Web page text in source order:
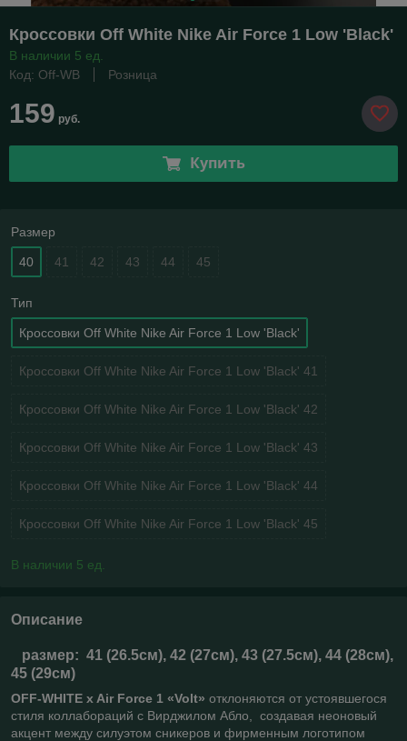
Кроссовки Off White Nike Air Force 1 Low 'Black'
В наличии 5 ед.
Код: Off-WB
Розница
159 руб.
Купить
Размер
40 41 42 43 44 45
Тип
Кроссовки Off White Nike Air Force 1 Low 'Black'
Кроссовки Off White Nike Air Force 1 Low 'Black' 41
Кроссовки Off White Nike Air Force 1 Low 'Black' 42
Кроссовки Off White Nike Air Force 1 Low 'Black' 43
Кроссовки Off White Nike Air Force 1 Low 'Black' 44
Кроссовки Off White Nike Air Force 1 Low 'Black' 45
В наличии 5 ед.
Описание
размер: 41 (26.5см), 42 (27см), 43 (27.5см), 44 (28см),
45 (29см)
OFF-WHITE x Air Force 1 «Volt» отклоняются от устоявшегося
стиля коллабораций с Вирджилом Абло, создавая неоновый
акцент между силуэтом сникеров и фирменным логотипом